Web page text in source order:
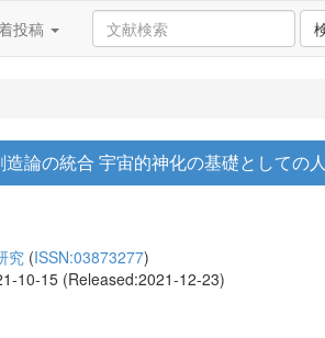
投稿
論の統合 宇宙的神化の基礎としての
究 (ISSN:03873277)
10-15 (Released:2021-12-23)